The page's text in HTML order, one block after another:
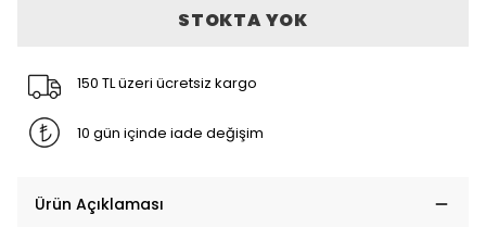
STOKTA YOK
150 TL üzeri ücretsiz kargo
10 gün içinde iade değişim
Ürün Açıklaması